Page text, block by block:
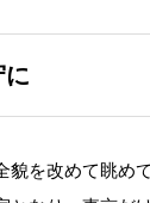
を改めて眺め